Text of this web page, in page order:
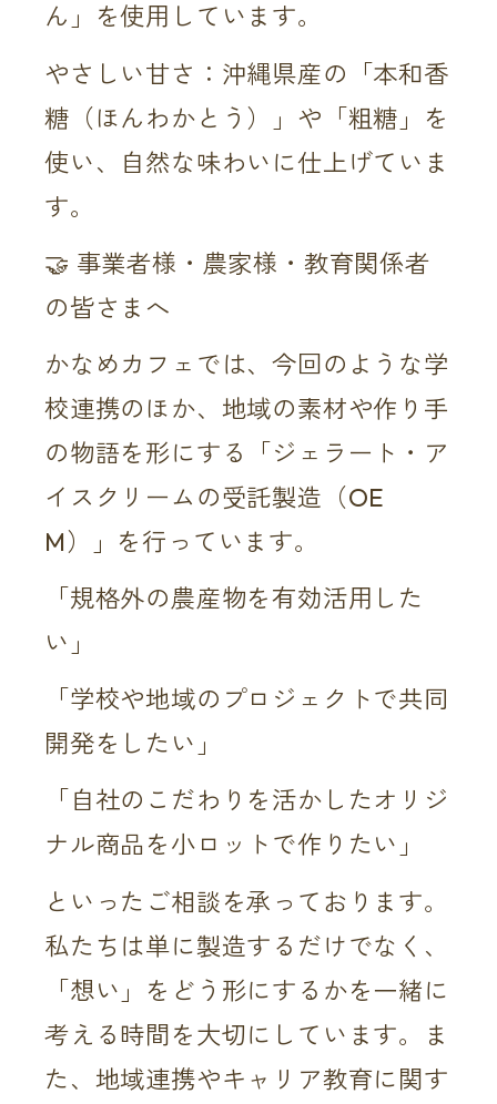
ん」を使用しています。
やさしい甘さ：沖縄県産の「本和香
糖（ほんわかとう）」や「粗糖」を
使い、自然な味わいに仕上げていま
す。
🤝 事業者様・農家様・教育関係者
の皆さまへ
かなめカフェでは、今回のような学
校連携のほか、地域の素材や作り手
の物語を形にする「ジェラート・ア
イスクリームの受託製造（OE
M）」を行っています。
「規格外の農産物を有効活用した
い」
「学校や地域のプロジェクトで共同
開発をしたい」
「自社のこだわりを活かしたオリジ
ナル商品を小ロットで作りたい」
といったご相談を承っております。
私たちは単に製造するだけでなく、
「想い」をどう形にするかを一緒に
考える時間を大切にしています。ま
た、地域連携やキャリア教育に関す